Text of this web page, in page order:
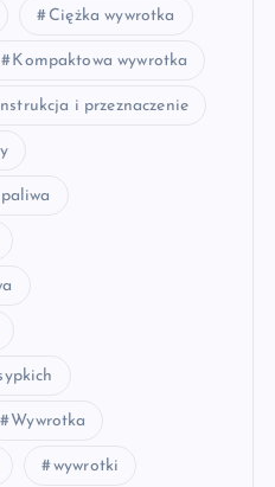
Ciężka wywrotka
Kompaktowa wywrotka
i przeznaczenie
Wywrotka
wywrotki